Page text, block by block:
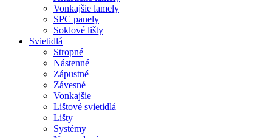
Vonkajšie lamely
SPC panely
Soklové lišty
Svietidlá
Stropné
Nástenné
Zápustné
Závesné
Vonkajšie
Lištové svietidlá
Lišty
Systémy